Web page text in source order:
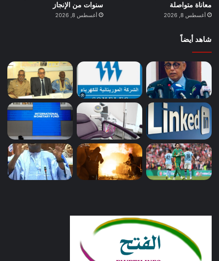
معاناة متواصلة
أغسطس 8, 2026
سنوات من الإنجاز
أغسطس 8, 2026
شاهد أيضاً